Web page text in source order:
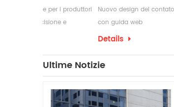
Nuovo design del contatore delle etichette
con guida web
Ultime Notizie